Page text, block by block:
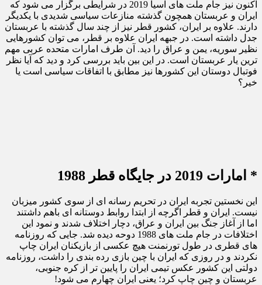
اکنون نیز جام ملت های آسیا 2019 در شرایطی برگزار می شود که
ایران و عربستان همچون گذشته منازعات سیاسی شدیدی با یکدیگر
دارند. علاوه بر ایران، کشور قطر نیز از چند سال گذشته با عربستان
جدل داشته است. در جبهه ایران علاوه بر قطر، می توان کشورهایی
نظیر سوریه، یمن و عراق را دید. آن طرف امارات متحده عربی مهم
ترین یار عربستان است. در این بین باید بررسی کرد و دید که آیا نظر
فوتبال دوستان این کشورها نیز مطابق با اتفاقات سیاسی است یا
خیر؟
* امارات 2019 در جایگاه قطر 1988
این نخستین تجربه ایران در تحریم رسانه ای از سوی کشور میزبان
نیست. ایران و قطر اگرچه از ابتدا روابط دوستانه ای باهم داشتند
اما از آغاز جنگ بین ایران و عراق، دچار اختلاف شدند و نمود این
اختلافات در جام ملت های 1988 دوحه دیده شد. جایی که روزنامه
های قطری در طول تورنمنت هیچ عکسی از بازیکنان ایران چاپ
نکردند و در روزی که ایران با چین بازی رده بندی را داشت، روزنامه
دولتی این کشور عکس تیمی ایران را پایین تر از کره جنوبی،
عربستان و چین چاپ کرد؛ یعنی ایران چهارم می شود!